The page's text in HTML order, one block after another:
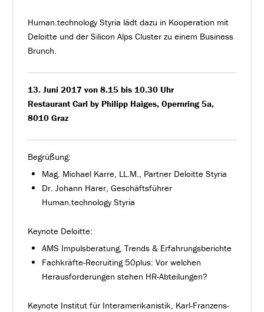
Human.technology Styria lädt dazu in Kooperation mit
Deloitte und der Silicon Alps Cluster zu einem Business
Brunch.
13. Juni 2017 von 8.15 bis 10.30 Uhr
Restaurant Carl by Philipp Haiges, Opernring 5a,
8010 Graz
Begrüßung:
Mag. Michael Karre, LL.M., Partner Deloitte Styria
Dr. Johann Harer, Geschäftsführer
Human.technology Styria
Keynote Deloitte:
AMS Impulsberatung, Trends & Erfahrungsberichte
Fachkräfte-Recruiting 50plus: Vor welchen
Herausforderungen stehen HR-Abteilungen?
Keynote Institut für Interamerikanistik, Karl-Franzens-